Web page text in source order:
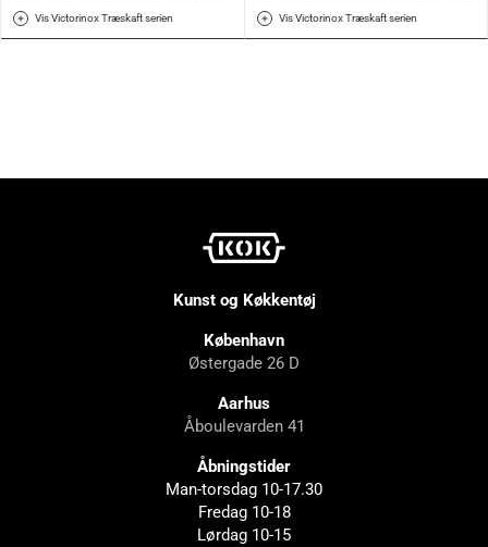
Vis Victorinox Træskaft serien Vis Victorinox Træskaft serien
Kunst og Køkkentøj
København
Østergade 26 D
Aarhus
Åboulevarden 41
Åbningstider
Man-torsdag 10-17.30
Fredag 10-18
Lørdag 10-15